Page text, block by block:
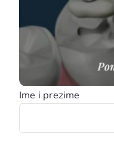
Ime i prezime